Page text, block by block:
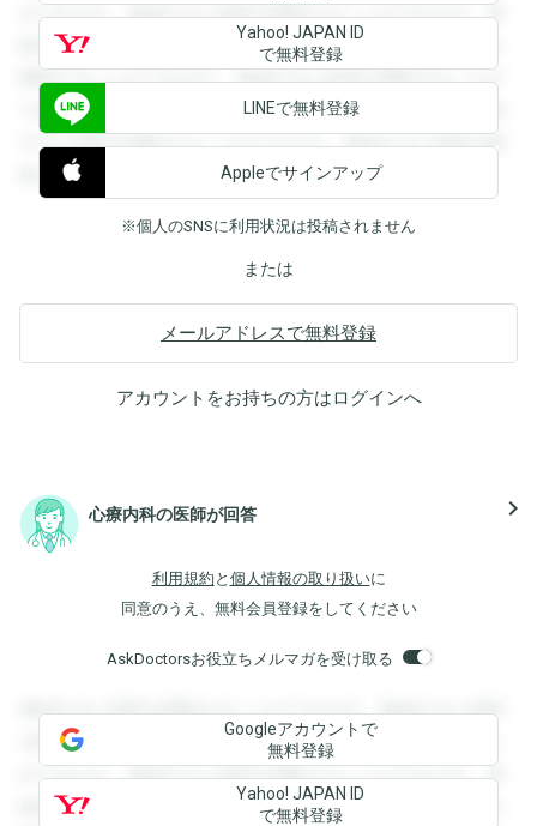
ができます。登録すると回答を閲覧することができます。登
録すると回答を閲覧することができます。登録すると回答を
閲覧することができます。登録すると回答を閲覧することが
できます。登録すると回答を閲覧することができます。登録
すると回答を閲覧することができます。登録すると回答を閲
覧することができます。
Yahoo! JAPAN ID
で無料登録
LINEで無料登録
Appleでサインアップ
※個人のSNSに利用状況は投稿されません
または
メールアドレスで無料登録
アカウントをお持ちの方はログインへ
心療内科の医師が回答 navigate_next
利用規約 と 個人情報の取り扱いに
同意のうえ、無料会員登録をしてください
AskDoctorsお役立ちメルマガを受け取る
登録すると回答を閲覧することができます。登録すると回答
を閲覧することができます。登録すると回答を閲覧すること
ができます。登録すると回答を閲覧することができます。登
録すると回答を閲覧することができます。登録すると回答を
Googleアカウントで
無料登録
Yahoo! JAPAN ID
で無料登録